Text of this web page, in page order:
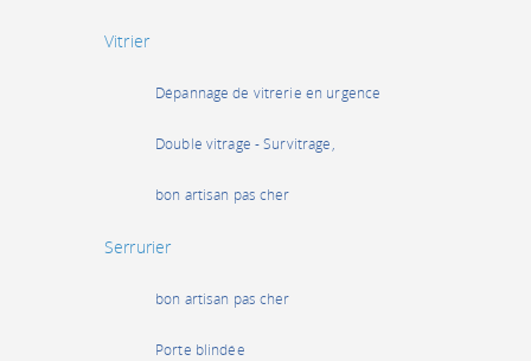
Vitrier
Dépannage de vitrerie en urgence
Double vitrage - Survitrage,
bon artisan pas cher
Serrurier
bon artisan pas cher
Porte blindée